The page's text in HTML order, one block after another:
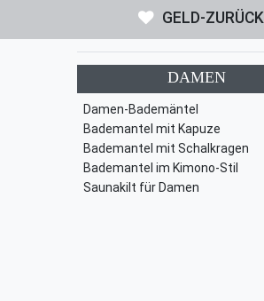
GELD-
DAMEN
Damen-Bademäntel
Bademantel mit Kapuze
Bademantel mit Schalkragen
Bademantel im Kimono-Stil
Saunakilt für Damen